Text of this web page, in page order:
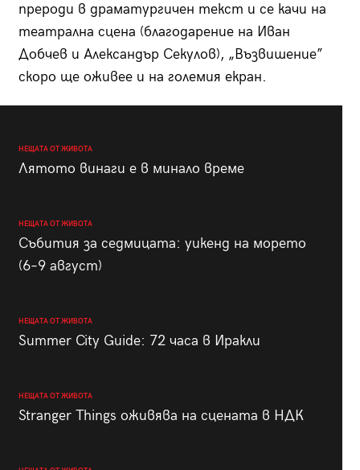
прероди в драматургичен текст и се качи на
театрална сцена (благодарение на Иван
Добчев и Александър Секулов), „Възвишение”
скоро ще оживее и на големия екран.
НЕЩАТА ОТ ЖИВОТА
Лятото винаги е в минало време
НЕЩАТА ОТ ЖИВОТА
Събития за седмицата: уикенд на морето
(6–9 август)
НЕЩАТА ОТ ЖИВОТА
Summer City Guide: 72 часа в Иракли
НЕЩАТА ОТ ЖИВОТА
Stranger Things оживява на сцената в НДК